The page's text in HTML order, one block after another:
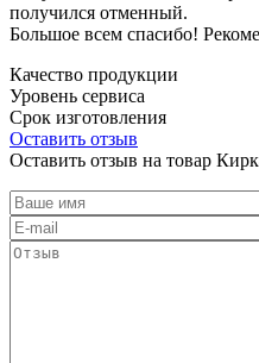
получился отменный.
Большое всем спасибо!
Качество продукции
Уровень сервиса
Срок изготовления
Оставить отзыв
Оставить отзыв на товар